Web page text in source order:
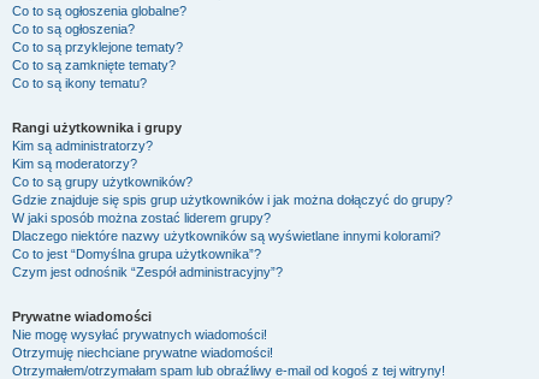
Co to są ogłoszenia globalne?
Co to są ogłoszenia?
Co to są przyklejone tematy?
Co to są zamknięte tematy?
Co to są ikony tematu?
Rangi użytkownika i grupy
Kim są administratorzy?
Kim są moderatorzy?
Co to są grupy użytkowników?
Gdzie znajduje się spis grup użytkowników i jak można dołączyć do grupy?
W jaki sposób można zostać liderem grupy?
Dlaczego niektóre nazwy użytkowników są wyświetlane innymi kolorami?
Co to jest “Domyślna grupa użytkownika”?
Czym jest odnośnik “Zespół administracyjny”?
Prywatne wiadomości
Nie mogę wysyłać prywatnych wiadomości!
Otrzymuję niechciane prywatne wiadomości!
Otrzymałem/otrzymałam spam lub obraźliwy e-mail od kogoś z tej witryny!